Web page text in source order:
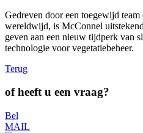
Gedreven door een toegewijd
wereldwijd, is McConnel
geven aan een nieuw tijdperk van
technologie voor vegetatiebeheer.
Terug
of heeft u een vraag?
Bel
MAIL